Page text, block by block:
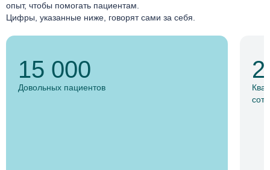
опыт, чтобы помогать пациентам.
Цифры, указанные ниже, говорят сами за себя.
15 000
Довольных пациентов